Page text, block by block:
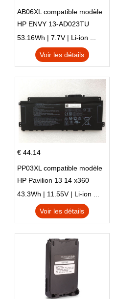
AB06XL compatible modèle
HP ENVY 13-AD023TU
HSTNN-DB8C 921438-855
TPN-I128
53.16Wh | 7.7V | Li-ion ...
Voir les détails
€ 44.14
PP03XL compatible modèle
HP Pavilion 13 14 x360
L83388-AC1 L83388-421
HSTNN-LB8S M01118-421
M01144-005 13-BB 14-DV
43.3Wh | 11.55V | Li-ion ...
Voir les détails